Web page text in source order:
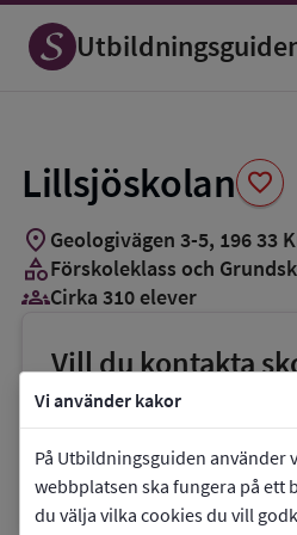
Vi använder kakor
På Utbildningsguiden använder
webbplatsen ska fungera på ett
du välja vilka cookies du vill
Lillsjöskolan favorite
Spara
som
favorit
location_on Geologivägen 3-5, 196 33
categoryFörskoleklass och
groups_3Cirka 310 elever
Vill du kontakta
phoneTelefon:08-58169358
E-post:
link Webbplats:Lillsjöskolan